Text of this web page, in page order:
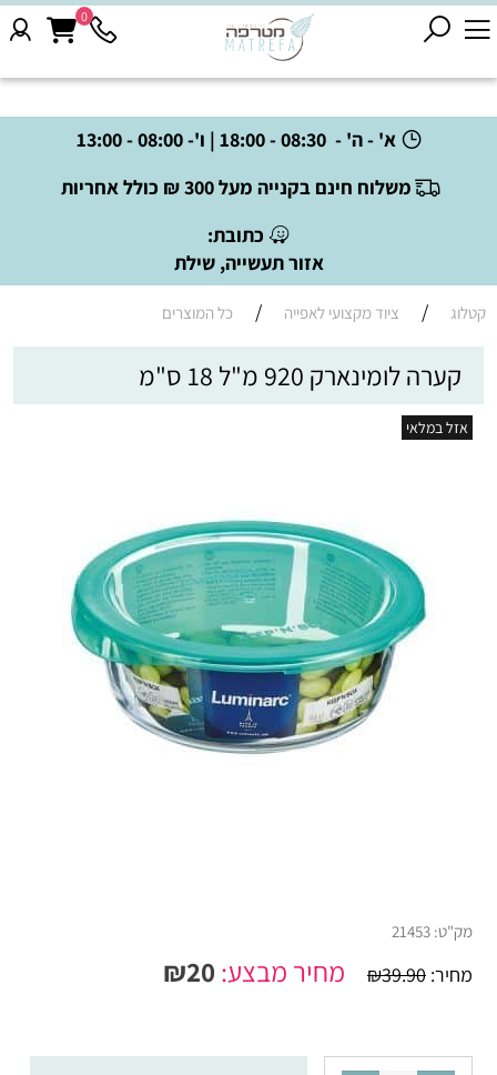
א' - ה' - 08:30 - 18:00 | ו'- 08:00 - 13:00
משלוח חינם בקנייה מעל 300 ₪ כולל אחריות
כתובת:
אזור תעשייה, שילת
0
קטלוג / ציוד מקצועי לאפייה / כל המוצרים
קערה לומינארק 920 מ"ל 18 ס"מ
אזל במלאי
מק"ט: 21453
מחיר: ₪39.90 מחיר מבצע: ₪20